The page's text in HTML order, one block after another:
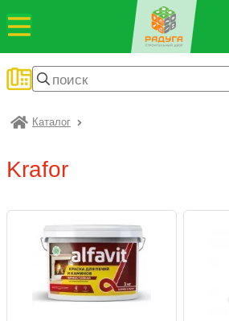
Каталог
Krafor